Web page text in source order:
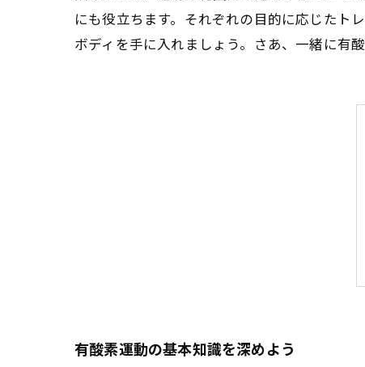
にも役立ちます。それぞれの目的に応じたト
ボディを手に入れましょう。さあ、一緒に有
有酸素運動の基本知識を深めよう